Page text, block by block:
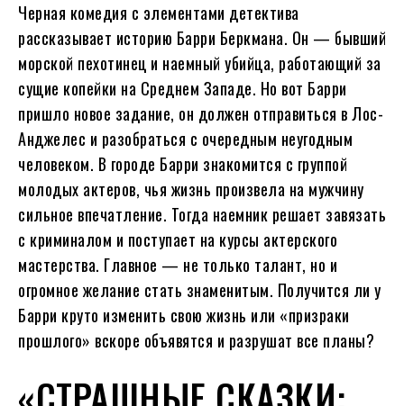
Черная комедия с элементами детектива
рассказывает историю Барри Беркмана. Он — бывший
морской пехотинец и наемный убийца, работающий за
сущие копейки на Среднем Западе. Но вот Барри
пришло новое задание, он должен отправиться в Лос-
Анджелес и разобраться с очередным неугодным
человеком. В городе Барри знакомится с группой
молодых актеров, чья жизнь произвела на мужчину
сильное впечатление. Тогда наемник решает завязать
с криминалом и поступает на курсы актерского
мастерства. Главное — не только талант, но и
огромное желание стать знаменитым. Получится ли у
Барри круто изменить свою жизнь или «призраки
прошлого» вскоре объявятся и разрушат все планы?